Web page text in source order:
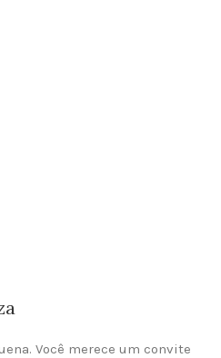
Você merece um convite